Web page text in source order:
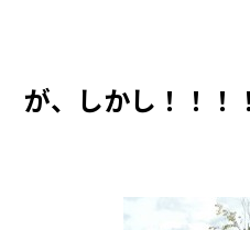
が、しかし！！！！